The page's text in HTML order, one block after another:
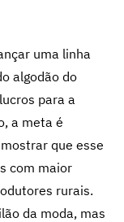
uma linha
algodão do
para a
a meta é
que esse
com maior
rurais.
da moda, mas